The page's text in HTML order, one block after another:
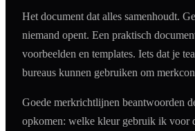
Het document dat alles samenhoudt.
niemand opent. Een praktisch
voorbeelden en templates. Iets dat je
bureaus kunnen gebruiken om
Goede merkrichtlijnen beantwoorden
opkomen: welke kleur gebruik ik voor